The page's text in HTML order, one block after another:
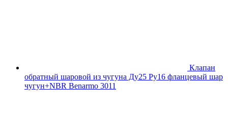
Клапан
обратный шаровой из чугуна Ду25 Ру16 фланцевый шар
чугун+NBR Benarmo 3011